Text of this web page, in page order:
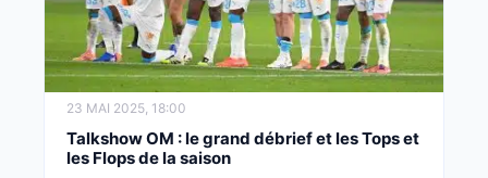
23 MAI 2025, 18:00
Talkshow OM : le grand débrief et les Tops et
les Flops de la saison